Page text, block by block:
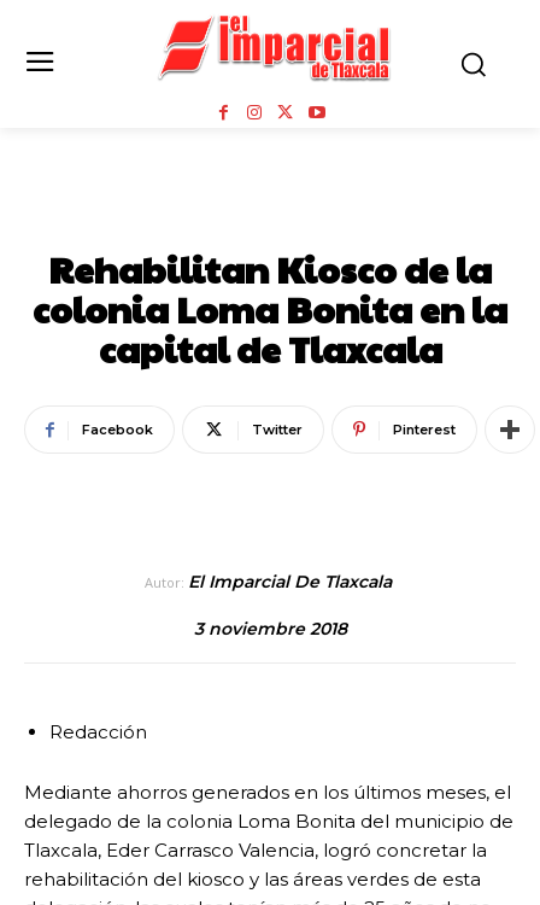
Rehabilitan Kiosco de la
colonia Loma Bonita en la
capital de Tlaxcala
Facebook Twitter Pinterest
Autor: El Imparcial De Tlaxcala
3 noviembre 2018
Redacción
Mediante ahorros generados en los últimos meses, el
delegado de la colonia Loma Bonita del municipio de
Tlaxcala, Eder Carrasco Valencia, logró concretar la
rehabilitación del kiosco y las áreas verdes de esta